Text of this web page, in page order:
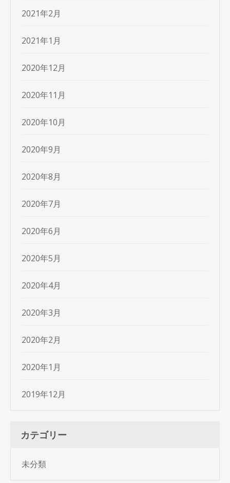
2021年2月
2021年1月
2020年12月
2020年11月
2020年10月
2020年9月
2020年8月
2020年7月
2020年6月
2020年5月
2020年4月
2020年3月
2020年2月
2020年1月
2019年12月
カテゴリー
未分類